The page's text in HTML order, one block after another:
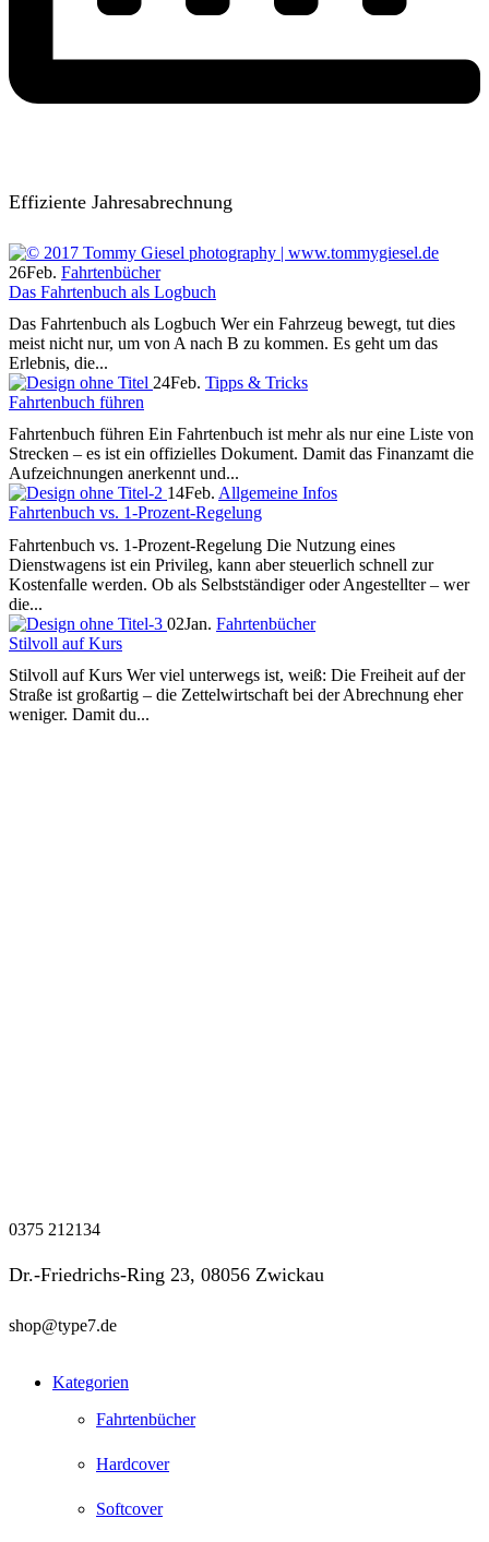
Effiziente Jahresabrechnung
26Feb. Fahrtenbücher
Das Fahrtenbuch als Logbuch
Das Fahrtenbuch als Logbuch Wer ein Fahrzeug bewegt, tut dies
meist nicht nur, um von A nach B zu kommen. Es geht um das
Erlebnis, die...
24Feb. Tipps & Tricks
Fahrtenbuch führen
Fahrtenbuch führen Ein Fahrtenbuch ist mehr als nur eine Liste von
Strecken – es ist ein offizielles Dokument. Damit das Finanzamt die
Aufzeichnungen anerkennt und...
14Feb. Allgemeine Infos
Fahrtenbuch vs. 1-Prozent-Regelung
Fahrtenbuch vs. 1-Prozent-Regelung Die Nutzung eines
Dienstwagens ist ein Privileg, kann aber steuerlich schnell zur
Kostenfalle werden. Ob als Selbstständiger oder Angestellter – wer
die...
02Jan. Fahrtenbücher
Stilvoll auf Kurs
Stilvoll auf Kurs Wer viel unterwegs ist, weiß: Die Freiheit auf der
Straße ist großartig – die Zettelwirtschaft bei der Abrechnung eher
weniger. Damit du...
0375 212134
Dr.-Friedrichs-Ring 23, 08056 Zwickau
shop@type7.de
Kategorien
Fahrtenbücher
Hardcover
Softcover